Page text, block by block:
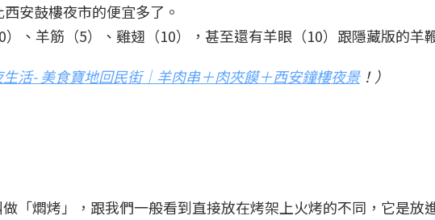
安鼓樓夜市的便宜多了。
、羊筋（5）、雞翅（10），甚至還有羊眼（10）跟隱藏版的羊
生活- 美食寶地回民街｜羊肉串＋肉夾饃＋西安鐘樓夜景！）
「燜烤」
，跟我們一般看到直接放在烤架上火烤的不同，它是放